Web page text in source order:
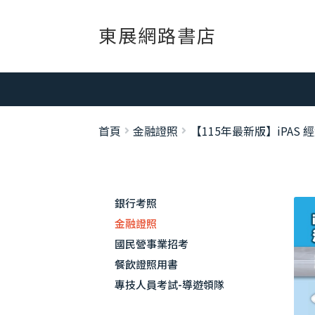
跳
至
覽
跳
至
要
東展網路書店
首頁 金融證照 【115年最新版】iPAS
銀行考照
金融證照
國民營事業招考
餐飲證照用書
專技人員考試-導遊領隊